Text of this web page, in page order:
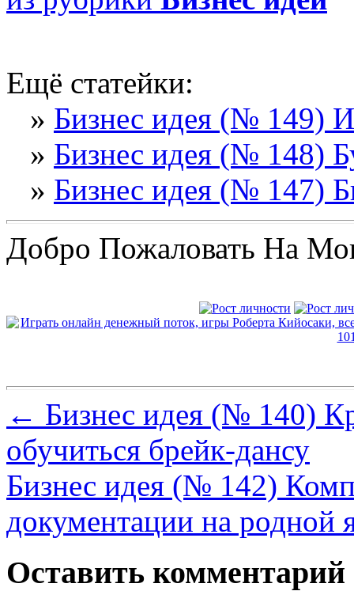
Ещё статейки:
» Бизнес идея (№ 149)
» Бизнес идея (№ 148)
» Бизнес идея (№ 147)
Добро Пожаловать На
← Бизнес идея (№ 140)
обучиться брейк-дансу
Бизнес идея (№ 142)
документации на родной
Оставить комментарий